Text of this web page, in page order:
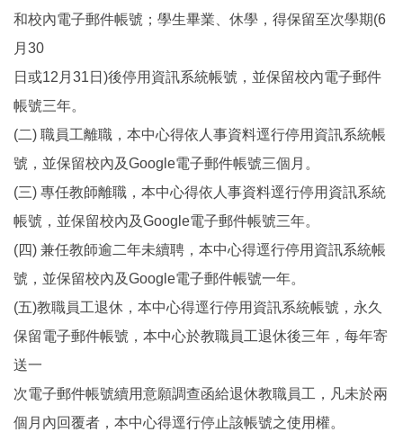
和校內電子郵件帳號；學生畢業、休學，得保留至次學期(6
月30
日或12月31日)後停用資訊系統帳號，並保留校內電子郵件
帳號三年。
(二) 職員工離職，本中心得依人事資料逕行停用資訊系統帳
號，並保留校內及Google電子郵件帳號三個月。
(三) 專任教師離職，本中心得依人事資料逕行停用資訊系統
帳號，並保留校內及Google電子郵件帳號三年。
(四) 兼任教師逾二年未續聘，本中心得逕行停用資訊系統帳
號，並保留校內及Google電子郵件帳號一年。
(五)教職員工退休，本中心得逕行停用資訊系統帳號，永久
保留電子郵件帳號，本中心於教職員工退休後三年，每年寄
送一
次電子郵件帳號續用意願調查函給退休教職員工，凡未於兩
個月內回覆者，本中心得逕行停止該帳號之使用權。